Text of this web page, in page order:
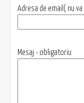
Adresa de email( nu
Mesaj - obligatoriu